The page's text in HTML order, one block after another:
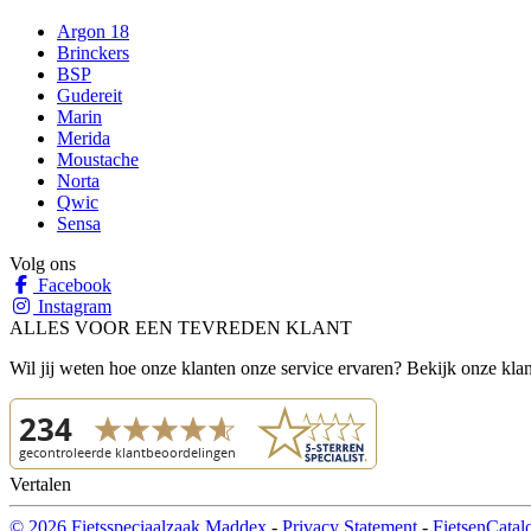
Argon 18
Brinckers
BSP
Gudereit
Marin
Merida
Moustache
Norta
Qwic
Sensa
Volg ons
Facebook
Instagram
ALLES VOOR EEN TEVREDEN KLANT
Wil jij weten hoe onze klanten onze service ervaren? Bekijk onze
Vertalen
© 2026 Fietsspeciaalzaak Maddex - Privacy Statement -